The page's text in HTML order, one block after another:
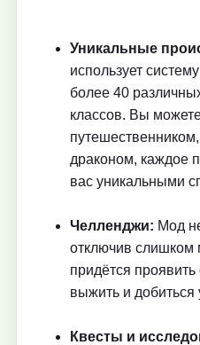
Уникальные
использует
более 40
классов. Вы
драконом, каждое
вас уникальными
Челленджи: Мод
отключив
придётся
выжить и добиться
Квесты и